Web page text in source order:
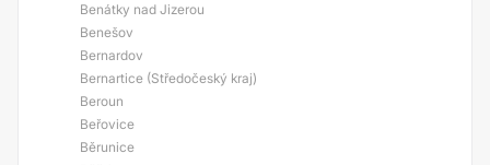
Benátky nad Jizerou
Benešov
Bernardov
Bernartice (Středočeský kraj)
Beroun
Beřovice
Běrunice